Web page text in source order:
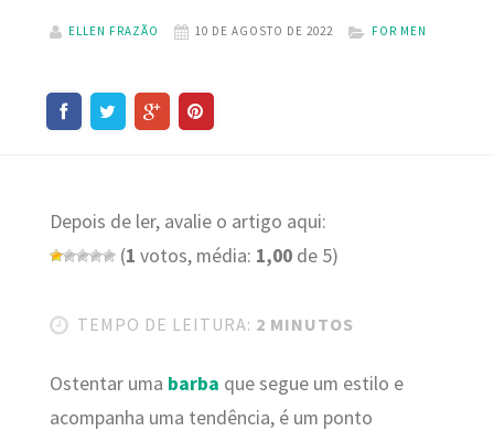
ELLEN FRAZÃO 10 DE AGOSTO DE 2022 FOR MEN
Depois de ler, avalie o artigo aqui:
(1 votos, média: 1,00de 5)
TEMPO DE LEITURA: 2 MINUTOS
Ostentar uma barba que segue um estilo e
acompanha uma tendência, é um ponto